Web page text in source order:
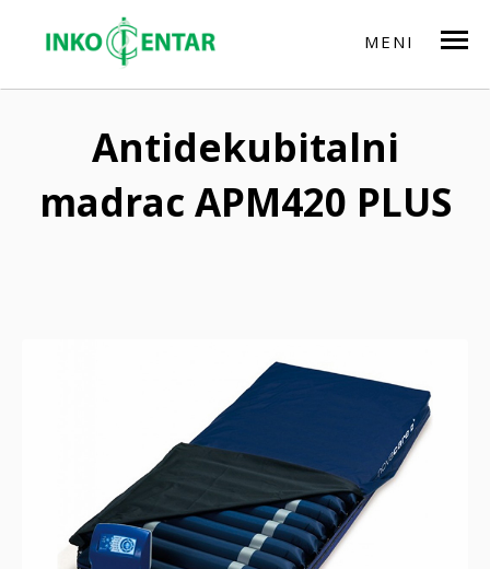
Centrala Zadar:
MENI
Antidekubitalni
madrac APM420 PLUS